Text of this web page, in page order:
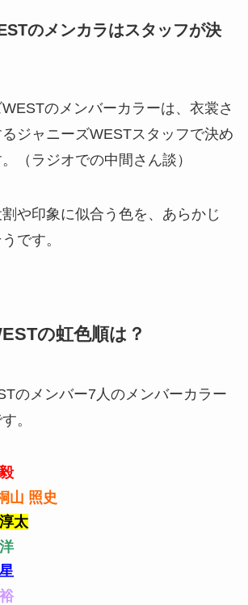
のメンカラはスタッフが決
のメンバーカラーは、衣裳さ
ジャニーズWESTスタッフで決め
（ラジオでの中間さん談）
や印象に似合う色を、あらかじ
です。
の虹色順は？
のメンバー7人のメンバーカラー
。
山 照史
太